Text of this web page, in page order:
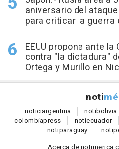
aniversario del
para criticar la guerra
EEUU propone ante la
contra "la dictadura"
Ortega y Murillo en
noti
noticiargentina notibolivia
colombiapress notiecuador
notiparaguay noti
Acerca de